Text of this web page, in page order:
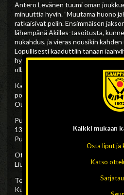
Antero Levänen tuumi oman
minuuttia hyvin. ”Muutama huono
ratkaisivat pelin. Ensimmäisen
lähempänä Akilles-tasoitusta,
nukahdus, ja vieras nousikin
Lopullisesti kaaduttiin tänään
hyvääkin meidän pelissä ja ilman
olla toinen”
Kampparit matkaa viikonloppuna
pohjoisen peleihin ja pelaa
Oulussa.
Pudotuspelit käynnistyvät
13.2. kello 18.30 jolloin
Puolivälieräparit selviävät
Otteluisäntä Länsi-Savo palkitsi illan
Liukkosen (Kampparit) ja kokeneen
Teksti: Lauri Tikanoja
Kuvat: Sari Laanterä
Kaikki mukaan
Osta liput ja
Katso